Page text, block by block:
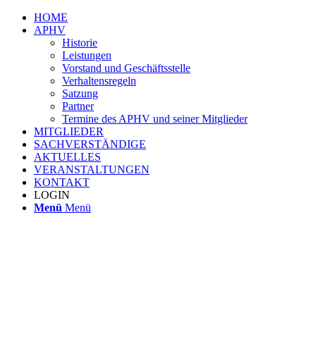
HOME
APHV
Historie
Leistungen
Vorstand und Geschäftsstelle
Verhaltensregeln
Satzung
Partner
Termine des APHV und seiner Mitglieder
MITGLIEDER
SACHVERSTÄNDIGE
AKTUELLES
VERANSTALTUNGEN
KONTAKT
LOGIN
Menü Menü